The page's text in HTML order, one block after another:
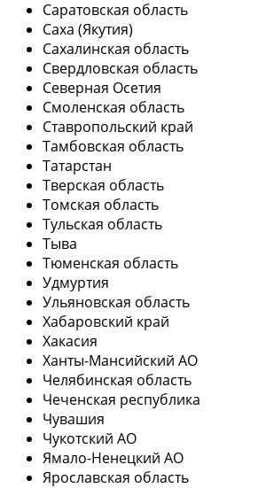
Саратовская область
Саха (Якутия)
Сахалинская область
Свердловская область
Северная Осетия
Смоленская область
Ставропольский край
Тамбовская область
Татарстан
Тверская область
Томская область
Тульская область
Тыва
Тюменская область
Удмуртия
Ульяновская область
Хабаровский край
Хакасия
Ханты-Мансийский АО
Челябинская область
Чеченская республика
Чувашия
Чукотский АО
Ямало-Ненецкий АО
Ярославская область